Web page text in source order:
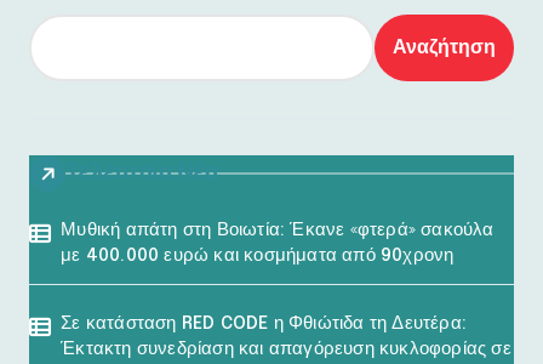
Αναζήτηση
Τελευταία Νέα
Μυθική απάτη στη Βοιωτία: Έκανε «φτερά» σακούλα
με 400.000 ευρώ και κοσμήματα από 90χρονη
Σε κατάσταση RED CODE η Φθιώτιδα τη Δευτέρα:
Έκτακτη συνεδρίαση και απαγόρευση κυκλοφορίας σε